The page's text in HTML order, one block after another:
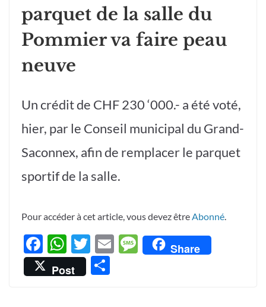
parquet de la salle du
Pommier va faire peau
neuve
Un crédit de CHF 230 ‘000.- a été voté,
hier, par le Conseil municipal du Grand-
Saconnex, afin de remplacer le parquet
sportif de la salle.
Pour accéder à cet article, vous devez être Abonné
F
ac
e
W
h
at
T
w
itt
E
M
es
Share
Post